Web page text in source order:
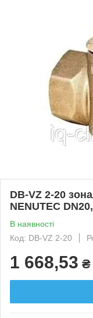
DB-VZ 2-20
NENUTEС
В наявності
Код: DB-VZ 2-20
1 668,53 ₴